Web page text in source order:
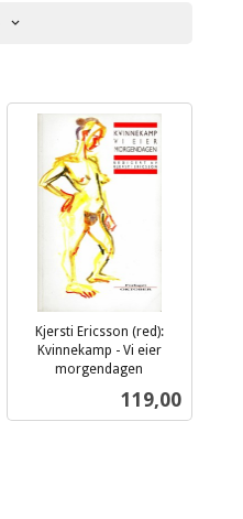
Kjersti Ericsson (red):
Kvinnekamp - Vi eier
morgendagen
Pris
119,00